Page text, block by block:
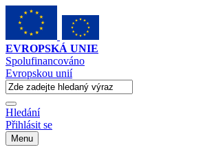
EVROPSKÁ UNIE
Spolufinancováno
Evropskou unií
Hledání
Přihlásit se
Menu